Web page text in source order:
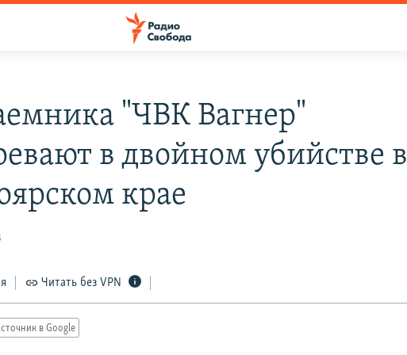
"ЧВК Вагнер"
в двойном убийстве в
крае
Читать без VPN
в Google